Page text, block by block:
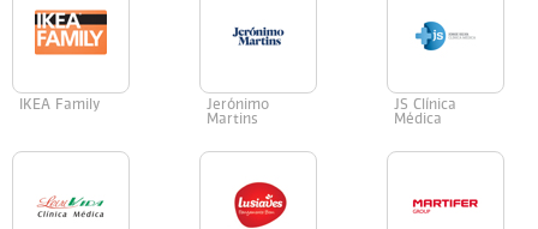
IKEA Family
Jerónimo
Martins
JS Clínica
Médica